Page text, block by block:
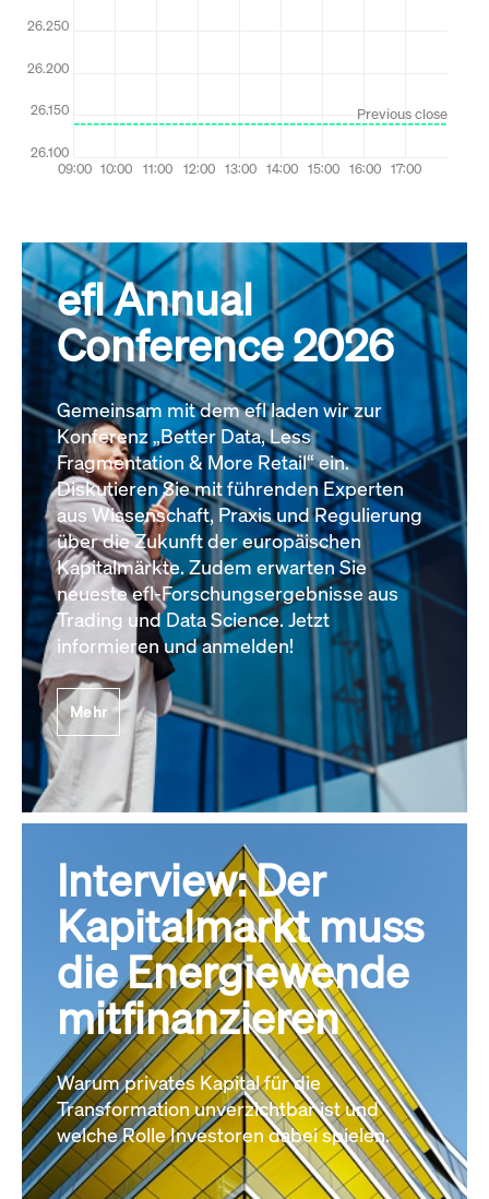
efl Annual
Conference 2026
Gemeinsam mit dem efl laden wir zur
Konferenz „Better Data, Less
Fragmentation & More Retail“ ein.
Diskutieren Sie mit führenden Experten
aus Wissenschaft, Praxis und Regulierung
über die Zukunft der europäischen
Kapitalmärkte. Zudem erwarten Sie
neueste efl-Forschungsergebnisse aus
Trading und Data Science. Jetzt
informieren und anmelden!
Mehr
Interview: Der
Kapitalmarkt muss
die Energiewende
mitfinanzieren
Warum privates Kapital für die
Transformation unverzichtbar ist und
welche Rolle Investoren dabei spielen.